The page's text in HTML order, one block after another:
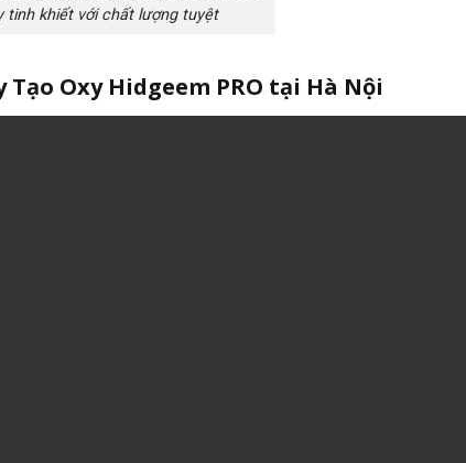
tinh khiết với chất lượng tuyệt
Tạo Oxy Hidgeem PRO tại Hà Nội